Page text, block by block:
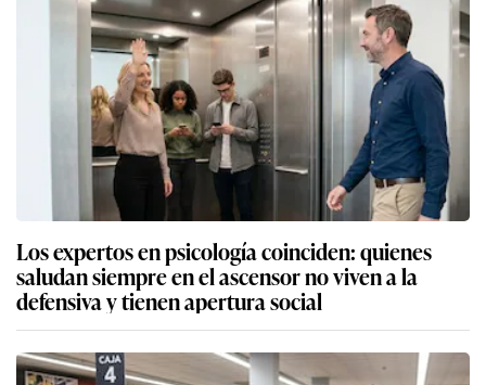
Los expertos en psicología coinciden: quienes
saludan siempre en el ascensor no viven a la
defensiva y tienen apertura social